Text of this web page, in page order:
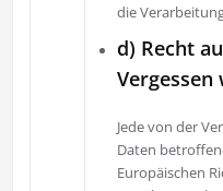
die
d) Recht
Vergessen
Jede von der
Daten
Europäischen